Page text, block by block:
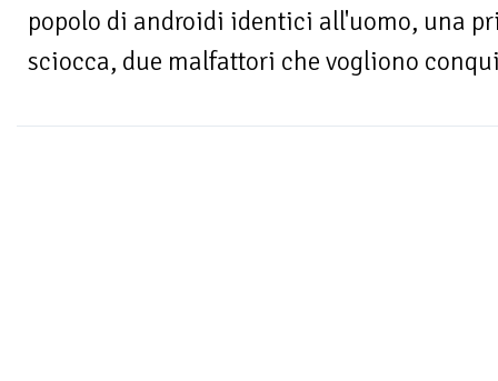
popolo di androidi identici all'uomo, una
sciocca, due malfattori che vogliono